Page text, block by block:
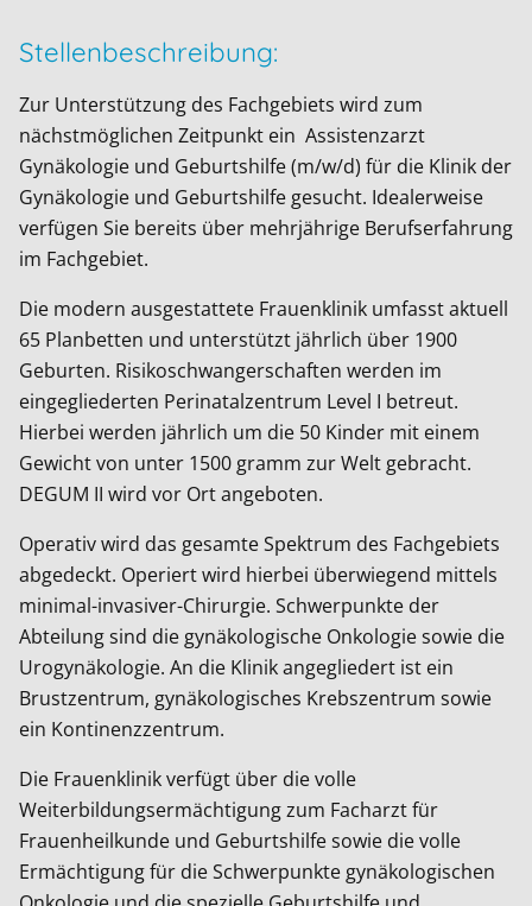
Stellenbeschreibung:
Zur Unterstützung des Fachgebiets wird zum
nächstmöglichen Zeitpunkt ein Assistenzarzt
Gynäkologie und Geburtshilfe (m/w/d) für die Klinik der
Gynäkologie und Geburtshilfe gesucht. Idealerweise
verfügen Sie bereits über mehrjährige Berufserfahrung
im Fachgebiet.
Die modern ausgestattete Frauenklinik umfasst aktuell
65 Planbetten und unterstützt jährlich über 1900
Geburten. Risikoschwangerschaften werden im
eingegliederten Perinatalzentrum Level I betreut.
Hierbei werden jährlich um die 50 Kinder mit einem
Gewicht von unter 1500 gramm zur Welt gebracht.
DEGUM II wird vor Ort angeboten.
Operativ wird das gesamte Spektrum des Fachgebiets
abgedeckt. Operiert wird hierbei überwiegend mittels
minimal-invasiver-Chirurgie. Schwerpunkte der
Abteilung sind die gynäkologische Onkologie sowie die
Urogynäkologie. An die Klinik angegliedert ist ein
Brustzentrum, gynäkologisches Krebszentrum sowie
ein Kontinenzzentrum.
Die Frauenklinik verfügt über die volle
Weiterbildungsermächtigung zum Facharzt für
Frauenheilkunde und Geburtshilfe sowie die volle
Ermächtigung für die Schwerpunkte gynäkologischen